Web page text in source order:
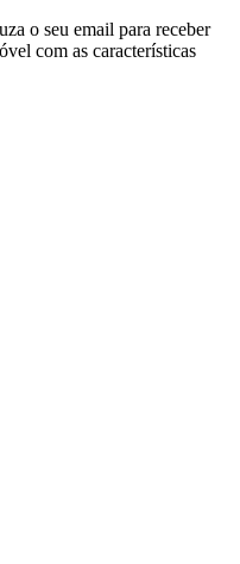
o seu email para receber
com as características